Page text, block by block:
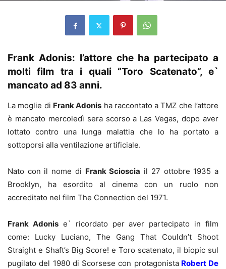
Frank Adonis: l’attore che ha partecipato a
molti film tra i quali “Toro Scatenato”, e`
mancato ad 83 anni.
La moglie di Frank Adonis ha raccontato a TMZ che l’attore
è mancato mercoledì sera scorso a Las Vegas, dopo aver
lottato contro una lunga malattia che lo ha portato a
sottoporsi alla ventilazione artificiale.
Nato con il nome di Frank Scioscia il 27 ottobre 1935 a
Brooklyn, ha esordito al cinema con un ruolo non
accreditato nel film The Connection del 1971.
Frank Adonise` ricordato per aver partecipato in film
come: Lucky Luciano, The Gang That Couldn’t Shoot
Straight e Shaft’s Big Score! e Toro scatenato, il biopic sul
pugilato del 1980 di Scorsese con protagonistaRobert De